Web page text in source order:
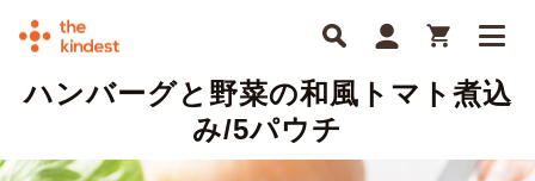
ハンバーグと野菜の和風トマト煮込
み/5パウチ